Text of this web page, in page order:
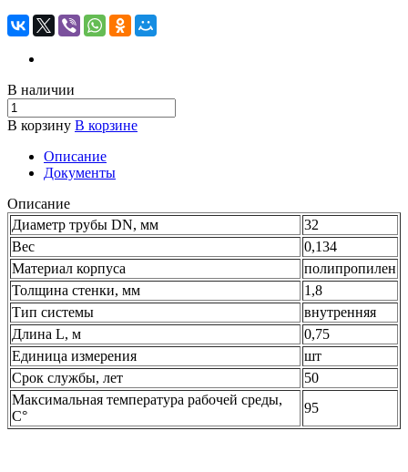
В наличии
В корзину В корзине
Описание
Документы
Описание
Диаметр трубы DN, мм
32
Вес
0,134
Материал корпуса
полипропилен
Толщина стенки, мм
1,8
Тип системы
внутренняя
Длина L, м
0,75
Единица измерения
шт
Срок службы, лет
50
Максимальная температура рабочей среды,
С°
95